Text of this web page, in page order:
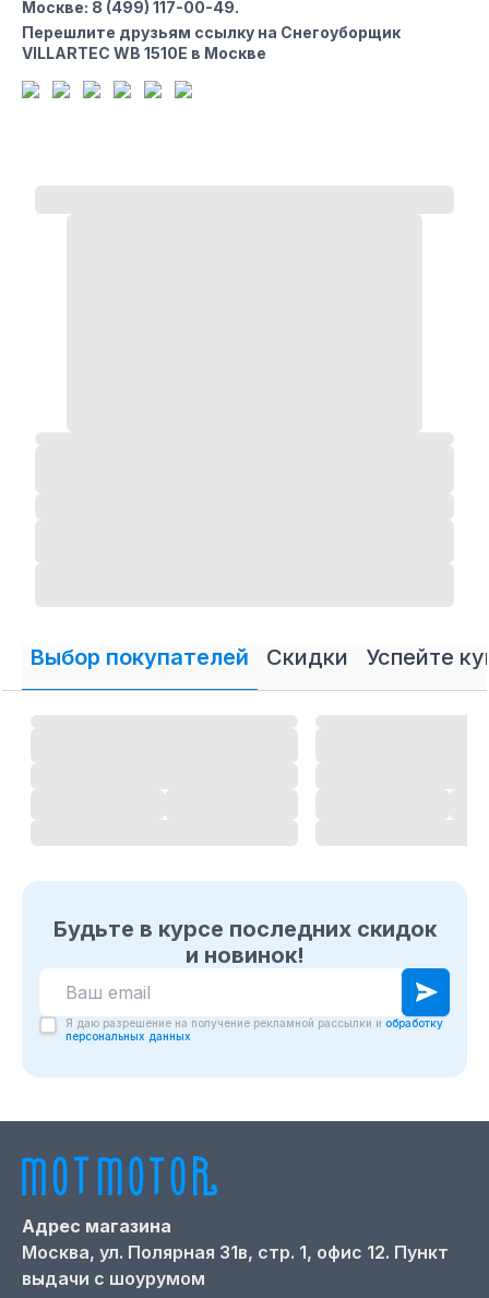
Москве: 8 (499) 117-00-49.
Перешлите друзьям ссылку на Снегоуборщик
VILLARTEC WB 1510E в Москве
Выбор покупателей Скидки Успейте
Будьте в курсе последних скидок
и новинок!
Я даю разрешение на получение рекламной рассылки и обработку
персональных данных
Адрес магазина
Москва, ул. Полярная 31в, стр. 1, офис 12. Пункт
выдачи с шоурумом